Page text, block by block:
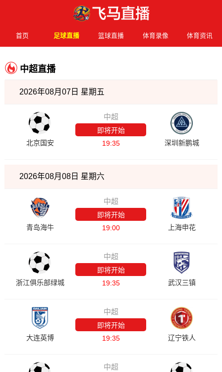
首页 足球直播 篮球直播 体育录像 体育资讯
中超直播
2026年08月07日 星期五
北京国安
中超
即将开始
19:35
深圳新鹏城
2026年08月08日 星期六
青岛海牛
中超
即将开始
19:00
上海申花
浙江俱乐部绿城
中超
即将开始
19:35
武汉三镇
大连英博
中超
即将开始
19:35
辽宁铁人
中超